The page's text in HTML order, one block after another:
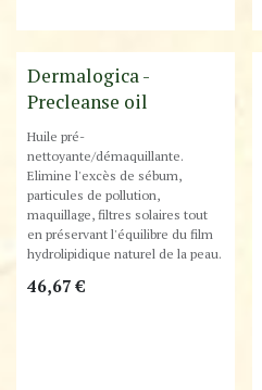
Best-Seller !
Dermalogica -
Precleanse oil
Huile pré-
nettoyante/démaquillante.
Elimine l'excès de sébum,
particules de pollution,
maquillage, filtres solaires tout
en préservant l'équilibre du film
hydrolipidique naturel de la peau.
46,67 €